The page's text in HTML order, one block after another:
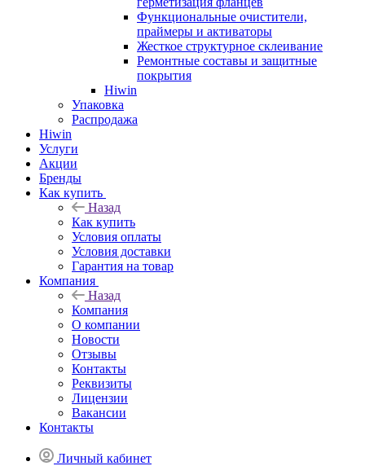
Функциональные очистители,
праймеры и активаторы
Жесткое структурное склеивание
Ремонтные составы и защитные
покрытия
Hiwin
Упаковка
Распродажа
Hiwin
Услуги
Акции
Бренды
Как купить
Назад
Как купить
Условия оплаты
Условия доставки
Гарантия на товар
Компания
Назад
Компания
О компании
Новости
Отзывы
Контакты
Реквизиты
Лицензии
Вакансии
Контакты
Личный кабинет